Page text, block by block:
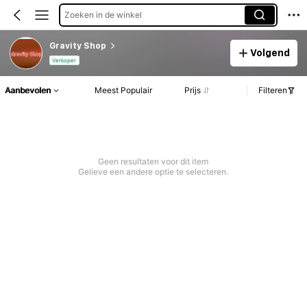
Zoeken in de winkel
Gravity Shop
Verkoper
Volgend
Aanbevolen Meest Populair Prijs Filteren
Geen resultaten voor dit item
Gelieve een andere optie te selecteren.